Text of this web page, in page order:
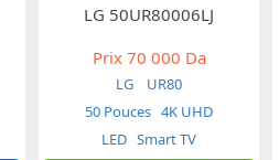
LG 50UR80006LJ
Prix70 000 Da
LG
UR80
50 Pouces 4K UHD
LED Smart TV